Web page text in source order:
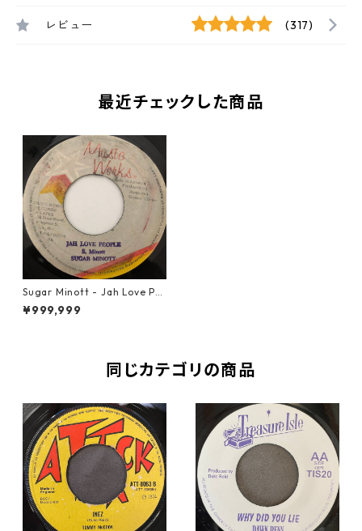
レビュー (317)
最近チェックした商品
Sugar Minott ‎- Jah Love Pe
ople【7-20513】
¥999,999
同じカテゴリの商品